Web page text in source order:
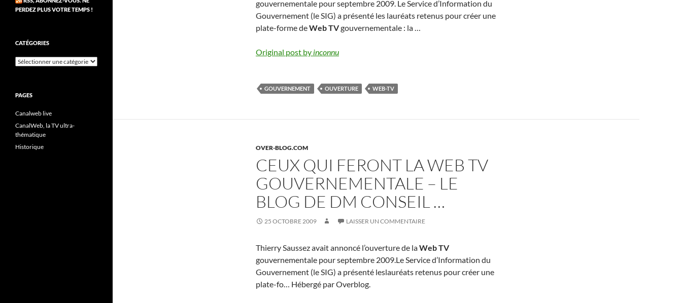
gouvernementale pour septembre 2009. Le Service d’Information du
Gouvernement (le SIG) a présenté les lauréats retenus pour créer une
plate-forme deWeb TVgouvernementale : la …
Original post by inconnu
GOUVERNEMENT OUVERTURE WEB-TV
OVER-BLOG.COM
CEUX QUI FERONT LA WEB TV
GOUVERNEMENTALE – LE
BLOG DE DM CONSEIL …
25 OCTOBRE 2009 LAISSER UN COMMENTAIRE
Thierry Saussez avait annoncé l’ouverture de laWeb TV
gouvernementale pour septembre 2009.Le Service d’Information du
Gouvernement (le SIG) a présenté leslauréats retenus pour créer une
plate-fo… Hébergé par Overblog.
PERDEZ PLUS VOTRE TEMPS !
CATÉGORIES
Catégories
PAGES
Canalweb live
CanalWeb, la TV ultra-
thématique
Historique